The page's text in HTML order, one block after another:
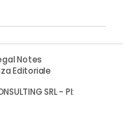
Notes
Editoriale
SRL - PI: